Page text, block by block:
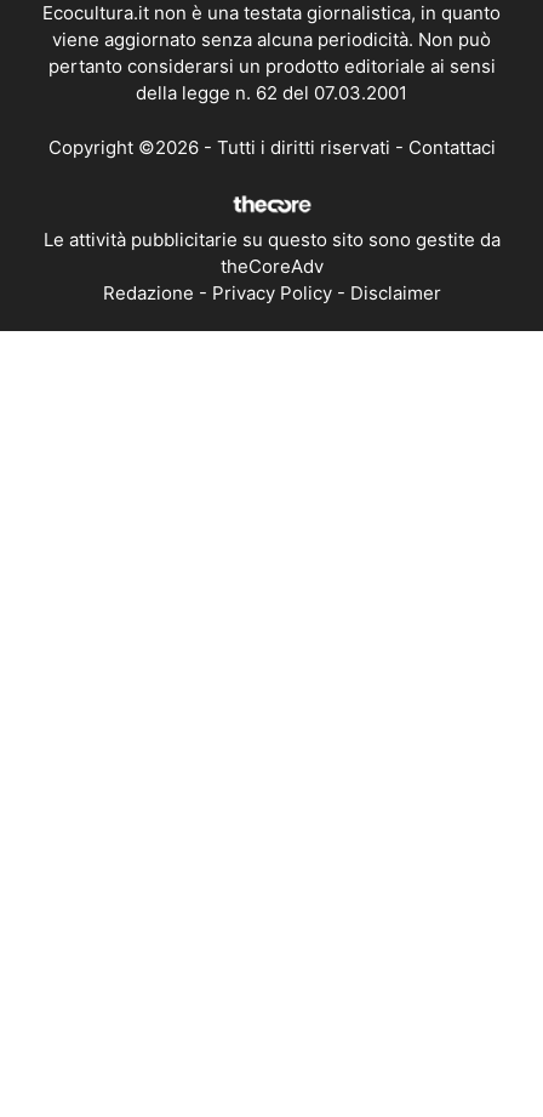
Ecocultura.it non è una testata giornalistica, in quanto
viene aggiornato senza alcuna periodicità. Non può
pertanto considerarsi un prodotto editoriale ai sensi
della legge n. 62 del 07.03.2001
Copyright ©2026 - Tutti i diritti riservati - Contattaci
Le attività pubblicitarie su questo sito sono gestite da
theCoreAdv
Redazione - Privacy Policy- Disclaimer